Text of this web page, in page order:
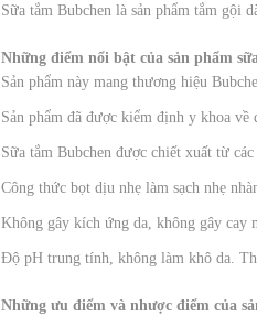
Sữa tắm Bubchen là sản phẩm tắm gội
Những điểm nổi bật của sản phẩm
Sản phẩm này mang thương hiệu
Sản phẩm đã được kiểm định y khoa
Sữa tắm Bubchen được chiết xuất từ
Công thức bọt dịu nhẹ làm sạch nhẹ
Không gây kích ứng da, không gây cay
Độ pH trung tính, không làm khô da.
Những ưu điểm và nhược điểm của